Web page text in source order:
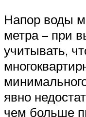
Напор воды
метра – при
учитывать,
явно
чем больше